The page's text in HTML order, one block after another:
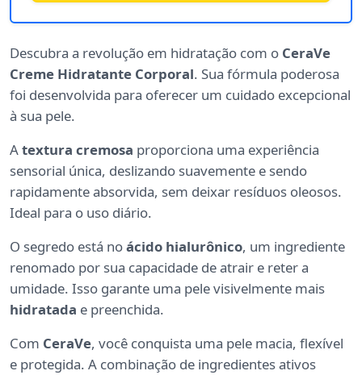
Descubra a revolução em hidratação com o CeraVe
Creme Hidratante Corporal. Sua fórmula poderosa
foi desenvolvida para oferecer um cuidado excepcional
à sua pele.
Atextura cremosa proporciona uma experiência
sensorial única, deslizando suavemente e sendo
rapidamente absorvida, sem deixar resíduos oleosos.
Ideal para o uso diário.
O segredo está noácido hialurônico, um ingrediente
renomado por sua capacidade de atrair e reter a
umidade. Isso garante uma pele visivelmente mais
hidratada e preenchida.
Com CeraVe, você conquista uma pele macia, flexível
e protegida. A combinação de ingredientes ativos